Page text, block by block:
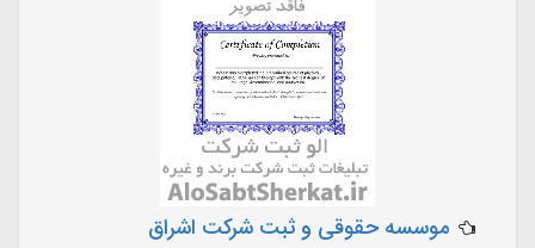
موسسه حقوقی و ثبت شرکت اشراق